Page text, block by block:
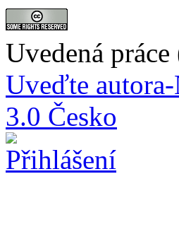
Uvedená
Uveďte
3.0 Česko